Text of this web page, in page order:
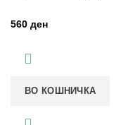
ден
ВО КОШНИЧКА